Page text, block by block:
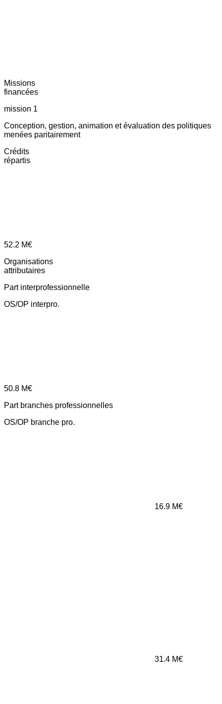
Missions
financées
mission 1
Conception, gestion, animation et évaluation des politiques
menées paritairement
Crédits
répartis
52.2 M€
Organisations
attributaires
Part interprofessionnelle
OS/OP interpro.
50.8 M€
Part branches professionnelles
OS/OP branche pro.
16.9 M€
31.4 M€